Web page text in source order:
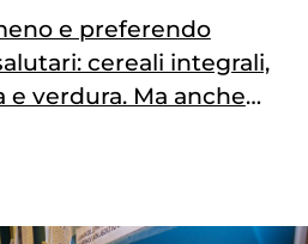
e preferendo
cereali integrali,
verdura. Ma anche